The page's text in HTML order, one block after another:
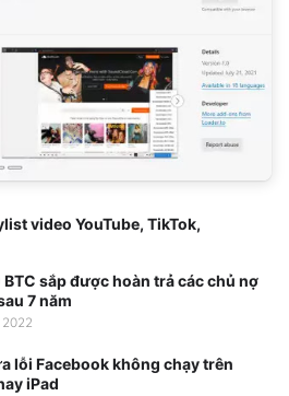
video YouTube, TikTok,
BTC sắp được hoàn trả các chủ nợ
7 năm
2022
lỗi Facebook không chạy trên
iPad